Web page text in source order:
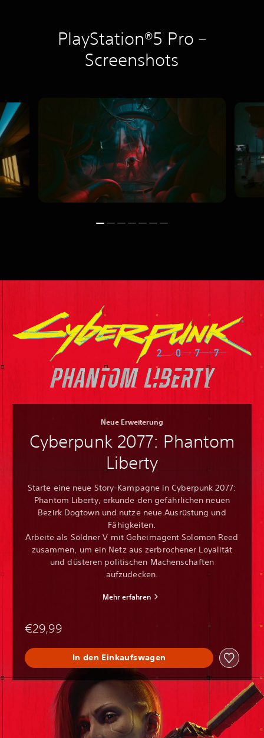
PlayStation®5 Pro –
Screenshots
Neue Erweiterung
Cyberpunk 2077: Phantom
Liberty
Starte eine neue Story-Kampagne in Cyberpunk 2077:
Phantom Liberty, erkunde den gefährlichen neuen
Bezirk Dogtown und nutze neue Ausrüstung und
Fähigkeiten.
Arbeite als Söldner V mit Geheimagent Solomon Reed
zusammen, um ein Netz aus zerbrochener Loyalität
und düsteren politischen Machenschaften
aufzudecken.
Mehr erfahren
€29,99
In den Einkaufswagen